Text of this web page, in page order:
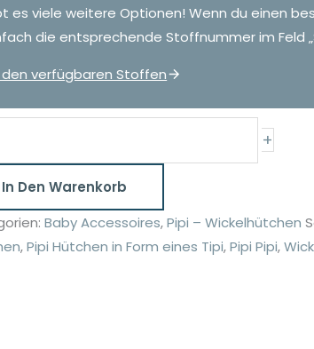
es viele weitere Optionen! Wenn du einen
die entsprechende Stoffnummer im Feld
den verfügbaren Stoffen
+
In Den Warenkorb
Baby Accessoires,Pipi – Wickelhütchen
,Pipi Hütchen in Form eines Tipi,Pipi Pipi,